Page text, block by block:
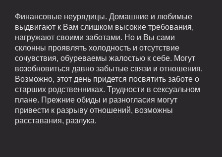
Финансовые неурядицы. Домашние и любимые
выдвигают к Вам слишком высокие требования,
нагружают своими заботами. Но и Вы сами
склонны проявлять холодность и отсутствие
сочувствия, обуреваемы жалостью к себе. Могут
возобновиться давно забытые связи и отношения.
Возможно, этот день придется посвятить заботе о
старших родственниках. Трудности в сексуальном
плане. Прежние обиды и разногласия могут
привести к разрыву отношений, возможны
расставания, разлука.